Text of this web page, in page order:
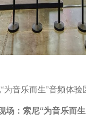
为音乐而生”音频体验
场：索尼“为音乐而